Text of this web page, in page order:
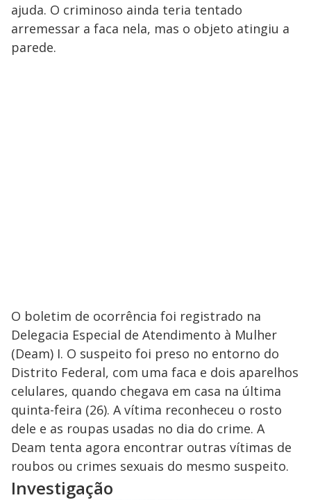
ajuda. O criminoso ainda teria tentado
arremessar a faca nela, mas o objeto atingiu a
parede.
O boletim de ocorrência foi registrado na
Delegacia Especial de Atendimento à Mulher
(Deam) I. O suspeito foi preso no entorno do
Distrito Federal, com uma faca e dois aparelhos
celulares, quando chegava em casa na última
quinta-feira (26). A vítima reconheceu o rosto
dele e as roupas usadas no dia do crime. A
Deam tenta agora encontrar outras vítimas de
roubos ou crimes sexuais do mesmo suspeito.
Investigação